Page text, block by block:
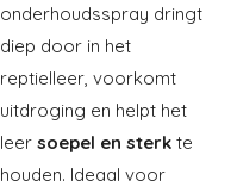
onderhoudsspray dringt
diep door in het
reptielleer, voorkomt
uitdroging en helpt het
leer soepel en sterk te
houden. Ideaal voor